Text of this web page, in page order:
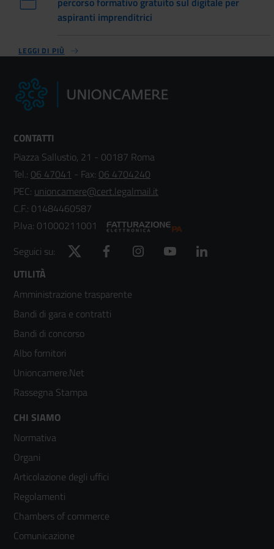
aspiranti imprenditrici
LEGGI DI PIÙ
CONTATTI
Piazza Sallustio, 21 - 00187 Roma
Tel.: 06 47041 - Fax: 06 4704240
PEC: unioncamere@cert.legalmail.it
C.F.: 01484460587
P.Iva: 01000211001
Seguici su:
Twitter Facebook Instagram YouTube
Footer
menù
colonna
2
UTILITÀ
Amministrazione trasparente
Bandi di gara e contratti
Bandi di concorso
Albo fornitori
Unioncamere.Net
Rassegna Stampa
Footer
menù
colonna
3
CHI SIAMO
Normativa
Organi
Articolazione degli uffici
Regolamenti
Chambers of commerce
Comunicazione